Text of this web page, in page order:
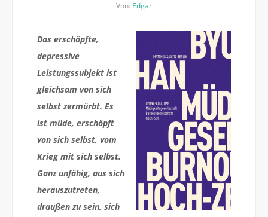
Von: Edgar
Das erschöpfte,
depressive
Leistungssubjekt ist
gleichsam von sich
selbst zermürbt. Es
ist müde, erschöpft
von sich selbst, vom
Krieg mit sich selbst.
Ganz unfähig, aus sich
herauszutreten,
draußen zu sein, sich